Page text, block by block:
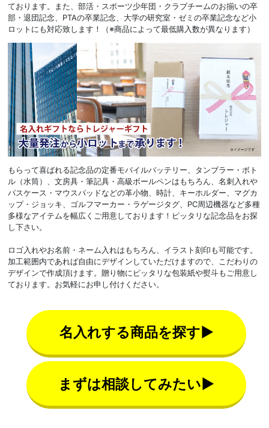
ております。また、部活・スポーツ少年団・クラブチームのお揃いの卒
部・退団記念、PTAの卒業記念、大学の研究室・ゼミの卒業記念など小
ロットにも対応致します！（※商品によって最低購入数が異なります）
もらって喜ばれる記念品の定番モバイルバッテリー、タンブラー・ボト
ル（水筒）、文房具・筆記具・高級ボールペンはもちろん、名刺入れや
パスケース・マウスパッドなどの革小物、時計、キーホルダー、マグカ
ップ・ジョッキ、ゴルフマーカー・ラゲージタグ、PC周辺機器など多種
多様なアイテムを幅広くご用意しております！ピッタリな記念品をお探
し下さい。
ロゴ入れやお名前・ネーム入れはもちろん、イラスト刻印も可能です。
加工範囲内であれば自由にデザインしていただけますので、こだわりの
デザインで作成頂けます。贈り物にピッタリな包装紙や熨斗もご用意し
ております。お気軽にお申し付けください。
名入れする商品を探す▶
まずは相談してみたい▶